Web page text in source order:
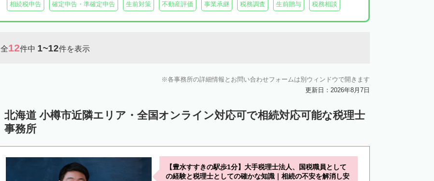
余市郡仁木町 余市郡余市町 余市郡赤井川村 空知郡南幌町 空知郡奈井江町 空知郡上砂川町
樺戸郡月形町 樺戸郡浦臼町
上川郡比布町 上川郡愛別町 上川郡上川町 上川郡東川町
中川郡美深町 中川郡音威子府村 中川郡中川町 中川郡幕別町 中川郡池田町 中川郡豊頃町
天塩郡遠別町 天塩郡天塩町 天塩郡豊富町 天塩郡幌延町 宗谷郡猿払村 枝幸郡浜頓別町
枝幸郡枝幸町 利尻郡利尻町 利尻郡利尻富士町 網走郡美幌町
相続税申告 確定申告・準確定申告 生前対策 不動産評価 事業承継 税務調査 生前贈与 税務相談
全12件中 1~12件を表示
各事務所の詳細情報とお問い合わせフォームは別ウィンドウで開きます
更新日：2026年8月7日
北海道 小樽市近隣エリア・全国オンライン対応可で相続対応可能な税理士
事務所
【豊水すすきの駅歩1分】大手税理士法人、国税職員として
の経験と税理士としての確かな知識｜相続の不安を解消し安